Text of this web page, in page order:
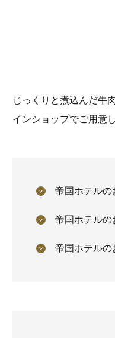
じっくりと煮込んだ牛
インショップでご用意
帝国ホテルの
帝国ホテルの
帝国ホテルの